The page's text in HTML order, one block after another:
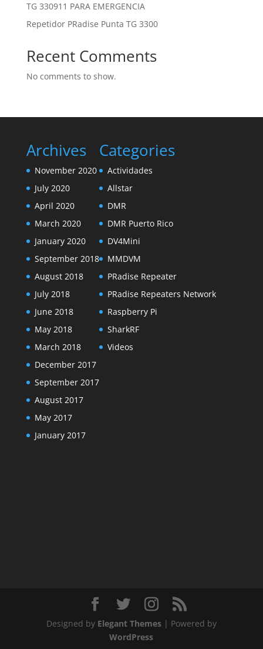
TG 330911 PARA EMERGENCIA
Repetidor PRadise Punta TG 3300
Recent Comments
No comments to show.
Archives
November 2020
July 2020
April 2020
March 2020
January 2020
September 2018
August 2018
July 2018
June 2018
May 2018
March 2018
December 2017
September 2017
August 2017
May 2017
January 2017
Categories
Actividades
Allstar
DMR
DMR Puerto Rico
DV4Mini
MMDVM
PRadise Repeater
PRadise Repeaters Network
Raspberry Pi
SharkRF
Videos
Designed by Elegant Themes| Powered by
WordPress